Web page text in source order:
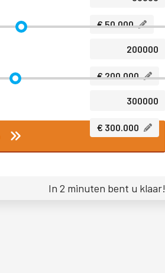
€ 50.000
€ 200.000
€ 300.000
In 2 minuten bent u klaar!